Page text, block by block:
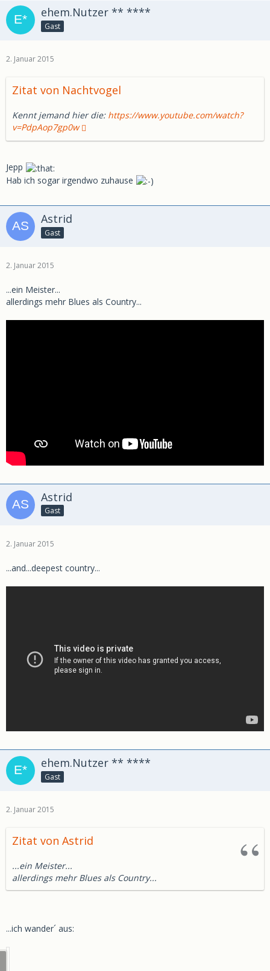
ehem.Nutzer ** ****
Gast
2. Januar 2015
Zitat von Nachtvogel
Kennt jemand hier die: https://www.youtube.com/watch?
v=PdpAop7gp0w
Jepp
Hab ich sogar irgendwo zuhause
Astrid
Gast
2. Januar 2015
...ein Meister...
allerdings mehr Blues als Country...
Astrid
Gast
2. Januar 2015
...and...deepest country...
ehem.Nutzer ** ****
Gast
2. Januar 2015
Zitat von Astrid
...ein Meister...
allerdings mehr Blues als Country...
...ich wander´ aus: